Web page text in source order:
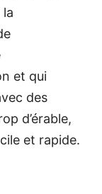
et qui
des
d’érable,
et rapide.